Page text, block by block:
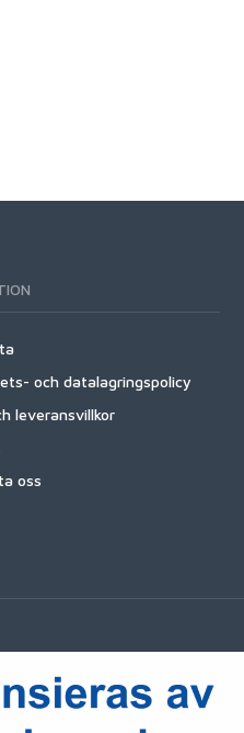
och datalagringspolicy
leveransvillkor
oss